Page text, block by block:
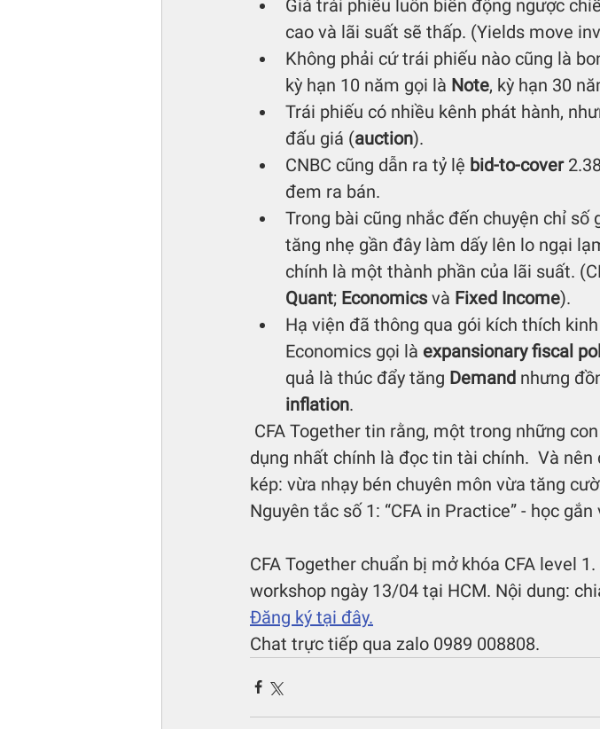
Giá trái phiếu luôn biến động ngược
cao và lãi suất sẽ thấp. (Yields move
Không phải cứ trái phiếu nào cũng là
kỳ hạn 10 năm gọi là Note, kỳ hạn 30
Trái phiếu có nhiều kênh phát hành,
đấu giá (auction).
CNBC cũng dẫn ra tỷ lệ bid-to-cover
đem ra bán.
Trong bài cũng nhắc đến chuyện chỉ số
tăng nhẹ gần đây làm dấy lên lo ngại
chính là một thành phần của lãi suất.
Quant; Economics và Fixed Income).
Hạ viện đã thông qua gói kích thích
Economics gọi là expansionary fiscal
quả là thúc đẩy tăng Demand nhưng
inflation.
dụng nhất chính là đọc tin tài chính.  Và
kép: vừa nhạy bén chuyên môn vừa tăng
Nguyên tắc số 1: “CFA in Practice” - học gắn
CFA Together chuẩn bị mở khóa CFA level
workshop ngày 13/04 tại HCM. Nội dung:
Đăng ký tại đây.
Chat trực tiếp qua zalo 0989 008808.